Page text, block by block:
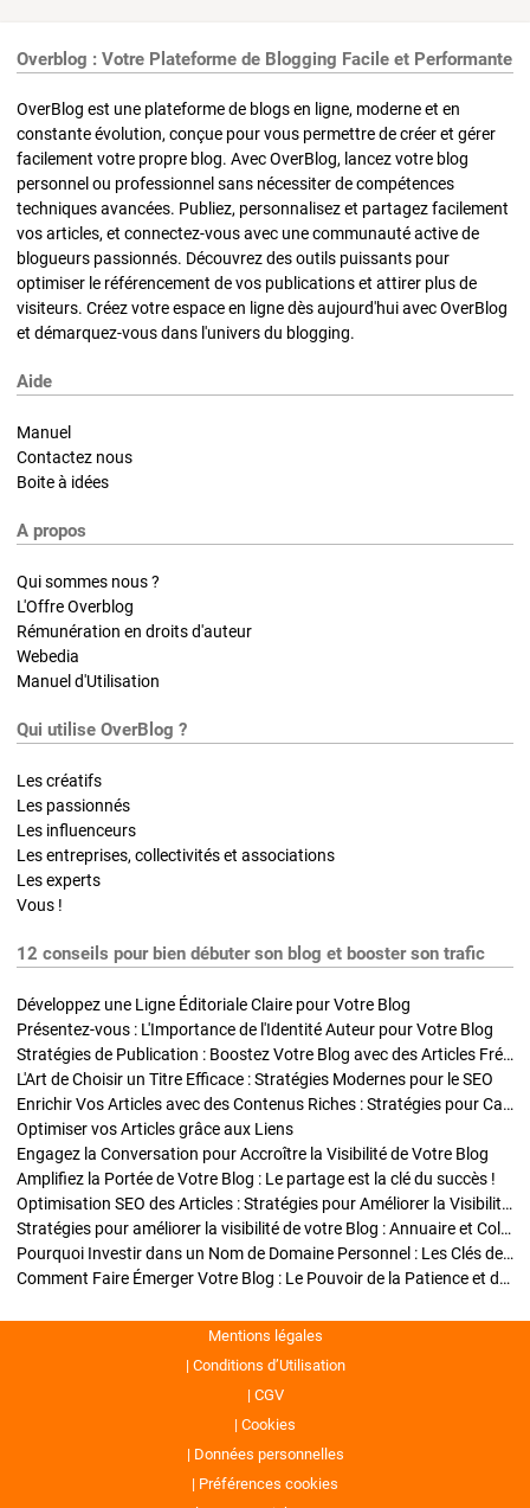
Overblog : Votre Plateforme de Blogging Facile et Performante
OverBlog est une plateforme de blogs en ligne, moderne et en
constante évolution, conçue pour vous permettre de créer et gérer
facilement votre propre blog. Avec OverBlog, lancez votre blog
personnel ou professionnel sans nécessiter de compétences
techniques avancées. Publiez, personnalisez et partagez facilement
vos articles, et connectez-vous avec une communauté active de
blogueurs passionnés. Découvrez des outils puissants pour
optimiser le référencement de vos publications et attirer plus de
visiteurs. Créez votre espace en ligne dès aujourd'hui avec OverBlog
et démarquez-vous dans l'univers du blogging.
Aide
Manuel
Contactez nous
Boite à idées
A propos
Qui sommes nous ?
L'Offre Overblog
Rémunération en droits d'auteur
Webedia
Manuel d'Utilisation
Qui utilise OverBlog ?
Les créatifs
Les passionnés
Les influenceurs
Les entreprises, collectivités et associations
Les experts
Vous !
12 conseils pour bien débuter son blog et booster son trafic
Développez une Ligne Éditoriale Claire pour Votre Blog
Présentez-vous : L'Importance de l'Identité Auteur pour Votre Blog
Stratégies de Publication : Boostez Votre Blog avec des Articles Fréquents et Exclusifs
L'Art de Choisir un Titre Efficace : Stratégies Modernes pour le SEO
Enrichir Vos Articles avec des Contenus Riches : Stratégies pour Captiver et Optimiser
Optimiser vos Articles grâce aux Liens
Engagez la Conversation pour Accroître la Visibilité de Votre Blog
Amplifiez la Portée de Votre Blog : Le partage est la clé du succès !
Optimisation SEO des Articles : Stratégies pour Améliorer la Visibilité de Votre Blog
Stratégies pour améliorer la visibilité de votre Blog : Annuaire et Collaborations
Pourquoi Investir dans un Nom de Domaine Personnel : Les Clés de la Réussite de Votre Blog
Comment Faire Émerger Votre Blog : Le Pouvoir de la Patience et de la Persévérance
Mentions légales
Conditions d’Utilisation
CGV
Cookies
Données personnelles
Préférences cookies